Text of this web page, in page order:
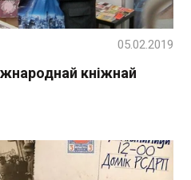
кніжнай
05.02.2019